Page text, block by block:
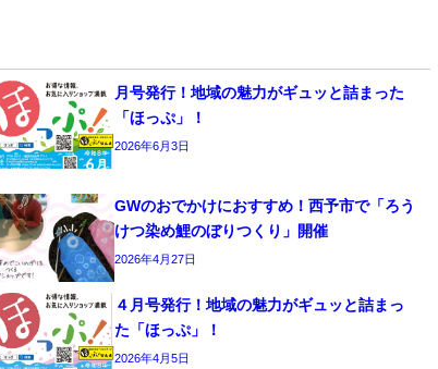
月号発行！地域の魅力がギュッと詰まった
「ほっぷ」！
2026年6月3日
GWのおでかけにおすすめ！西予市で「ろう
けつ染め鯉のぼりつくり」開催
2026年4月27日
４月号発行！地域の魅力がギュッと詰まっ
た「ほっぷ」！
2026年4月5日